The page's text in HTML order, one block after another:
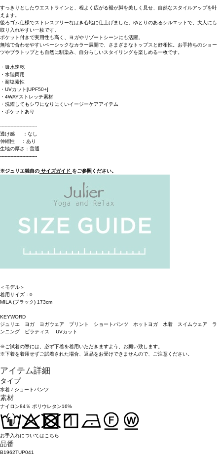
すっきりとしたウエストラインと、程よく広がる裾が脚を美しく見せ、自然なスタイルアップを叶
えます。
後ろゴム仕様でストレスフリーなはき心地に仕上げました。ゆとりのあるシルエットで、大人にも
取り入れやすい一枚です。
ポケット付きで実用性も高く、ヨガやリゾートシーンにも活躍。
無地で合わせやすいベーシックなカラー展開で、さまざまなトップスと好相性。お手持ちのショー
ツやブラトップとも自然に馴染み、自分らしいスタイリングを楽しめる一枚です。
・吸水速乾
・水陸両用
・耐塩素性
・UVカット[UPF50+]
・4WAYストレッチ素材
・洗濯してもシワになりにくいイージーケアアイテム
・ポケットあり
-------------------------
透け感 ：なし
伸縮性 ：あり
生地の厚さ：普通
-------------------------
※ジュリエ独自のサイズガイド をご参照ください。
＜モデル＞
着用サイズ：0
MILA (ブラック) 173cm
KEYWORD
ジュリエ ヨガ ヨガウェア プリント ショートパンツ ホットヨガ 水着 スイムウェア ラ
ンニング ピラティス UVカット
※ご試着の際には、必ず下着を着用いただきますよう、お願い致します。
※下着を着用せずご試着された場合、返品をお受けできませんので、ご注意ください。
アイテム詳細
タイプ
水着 / ショートパンツ
素材
ナイロン84％ ポリウレタン16%
お手入れについてはこちら
品番
B1962TUP041